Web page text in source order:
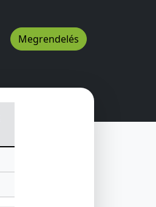
Megrendelés